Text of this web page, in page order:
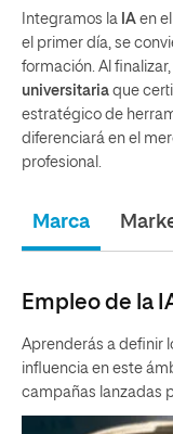
Integramos la IA en el
el primer día, se
formación. Al
universitaria que
estratégico de
diferenciará en el
profesional.
Marca
Empleo de la
Aprenderás a definir
influencia en este
campañas lanzadas